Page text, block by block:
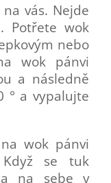
vás. Nejde
Potřete wok
nebo
wok pánvi
a následně
° a vypalujte
wok pánvi
se tuk
na sebe v